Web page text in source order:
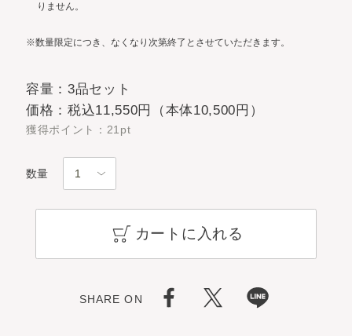
りません。
※数量限定につき、なくなり次第終了とさせていただきます。
容量：3品セット
価格：税込11,550円（本体10,500円）
獲得ポイント：21pt
数量
カートに入れる
SHARE ON